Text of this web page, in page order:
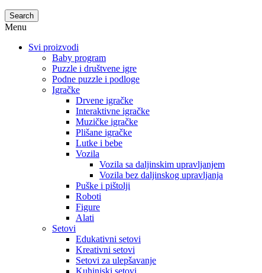
Search
Menu
Svi proizvodi
Baby program
Puzzle i društvene igre
Podne puzzle i podloge
Igračke
Drvene igračke
Interaktivne igračke
Muzičke igračke
Plišane igračke
Lutke i bebe
Vozila
Vozila sa daljinskim upravljanjem
Vozila bez daljinskog upravljanja
Puške i pištolji
Roboti
Figure
Alati
Setovi
Edukativni setovi
Kreativni setovi
Setovi za ulepšavanje
Kuhinjski setovi